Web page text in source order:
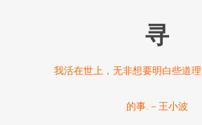
寻
我活在世上，无非想要明白些道
的事.－王小波